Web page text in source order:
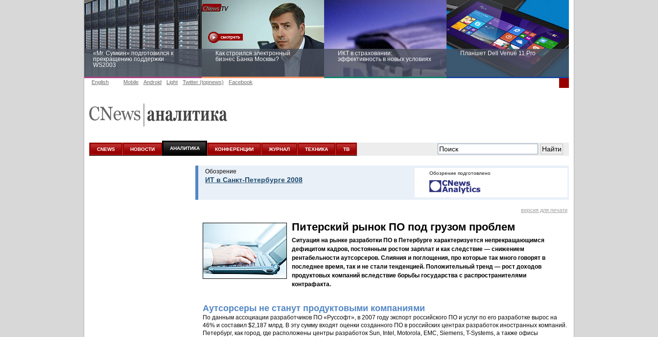
«Mr. Сумкин» подготовился к
прекращению поддержки
WS2003
Как строился электронный
бизнес Банка Москвы?
ИКТ в страховании:
эффективность в новых условиях
Планшет Dell Venue 11 Pro
аналитике
новых условиях
English Mobile Android Light Twitter (topnews) Facebook
CNEWS НОВОСТИ АНАЛИТИКА КОНФЕРЕНЦИИ ЖУРНАЛ ТЕХНИКА ТВ
Обозрение
ИТ в Санкт-Петербурге 2008
Обозрение подготовлено
версия для печати
Питерский рынок ПО под грузом проблем
Ситуация на рынке разработки ПО в Петербурге характеризуется непрекращающимся
дефицитом кадров, постоянным ростом зарплат и как следствие — снижением
рентабельности аутсорсеров. Слияния и поглощения, про которые так много говорят в
последнее время, так и не стали тенденцией. Положительный тренд — рост доходов
продуктовых компаний вследствие борьбы государства с распространителями
контрафакта.
Аутсорсеры не станут продуктовыми компаниями
По данным ассоциации разработчиков ПО «Руссофт», в 2007 году экспорт российского ПО и услуг по его разработке вырос на
46% и составил $2,187 млрд. В эту сумму входят оценки созданного ПО в российских центрах разработок иностранных компаний.
Петербург, как город, где расположены центры разработок Sun, Intel, Motorola, EMC, Siemens, T-Systems, а также офисы